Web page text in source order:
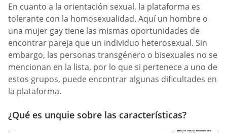
En cuanto a la orientación sexual, la plataforma es
tolerante con la homosexualidad. Aquí un hombre o
una mujer gay tiene las mismas oportunidades de
encontrar pareja que un individuo heterosexual. Sin
embargo, las personas transgénero o bisexuales no se
mencionan en la lista, por lo que si pertenece a uno de
estos grupos, puede encontrar algunas dificultades en
la plataforma.
¿Qué es unquie sobre las características?